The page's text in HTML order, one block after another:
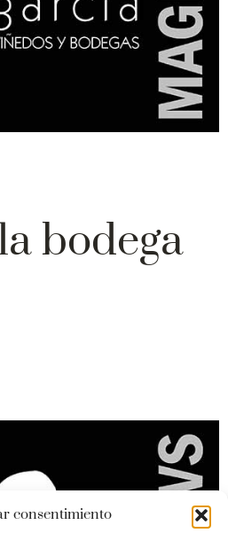
consentimiento
bodega